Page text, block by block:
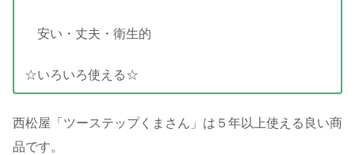
安い・丈夫・衛生的
☆いろいろ使える☆
西松屋「ツーステップくまさん」は５年以上使える良い商
品です。